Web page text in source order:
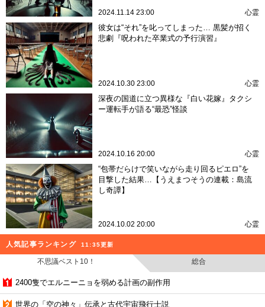
2024.11.14 23:00 心霊
彼女は“それ”を叱ってしまった… 黒髪が招く
悲劇『呪われた卒業式の予行演習』
2024.10.30 23:00 心霊
深夜の国道に立つ異様な『白い花嫁』タクシ
ー運転手が語る“最恐”怪談
2024.10.16 20:00 心霊
“包帯だらけで笑いながら走り回るピエロ”を
目撃した結果…【うえまつそうの連載：島流
し奇譚】
2024.10.02 20:00 心霊
人気記事ランキング 11:35更新
不思議ベスト10！ 総合
2400隻でエルニーニョを弱める計画の副作用
世界の「空の神々」伝承と古代宇宙飛行士説